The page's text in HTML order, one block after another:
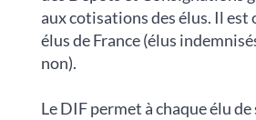
aux cotisations des élus. Il est
élus de France (élus
non).
Le DIF permet à chaque élu